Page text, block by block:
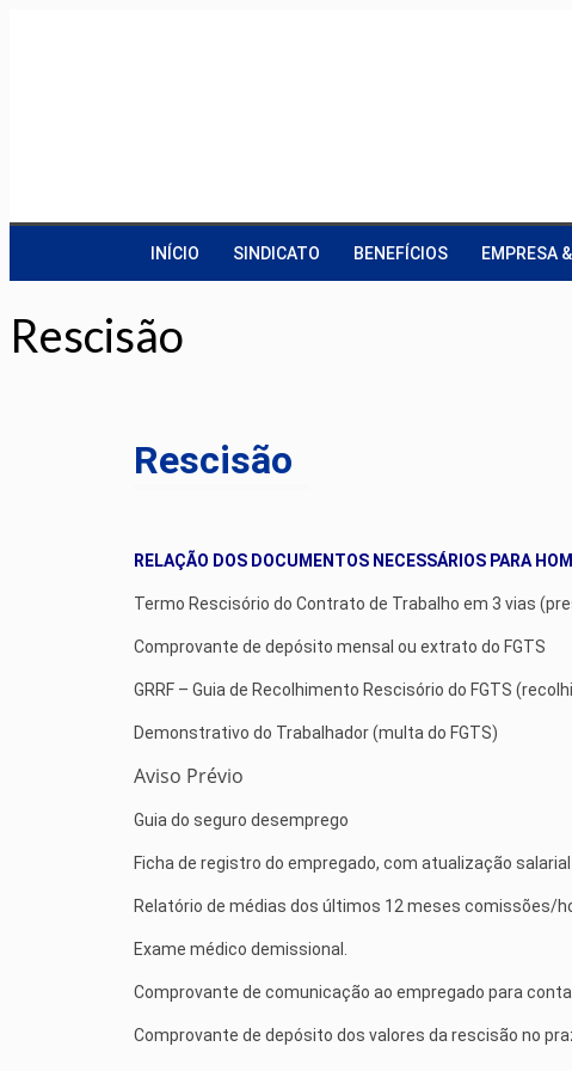
INÍCIO SINDICATO BENEFÍCIOS EMPRESA
Rescisão​
Rescisão
RELAÇÃO DOS DOCUMENTOS NECESSÁRIOS PARA
Termo Rescisório do Contrato de Trabalho em 3 vias
Comprovante de depósito mensal ou extrato do FGTS
GRRF – Guia de Recolhimento Rescisório do FGTS
Demonstrativo do Trabalhador (multa do FGTS)
Aviso Prévio
Guia do seguro desemprego
Ficha de registro do empregado, com atualização salarial
Relatório de médias dos últimos 12 meses comissões/
Exame médico demissional.
Comprovante de comunicação ao empregado para
Comprovante de depósito dos valores da rescisão no